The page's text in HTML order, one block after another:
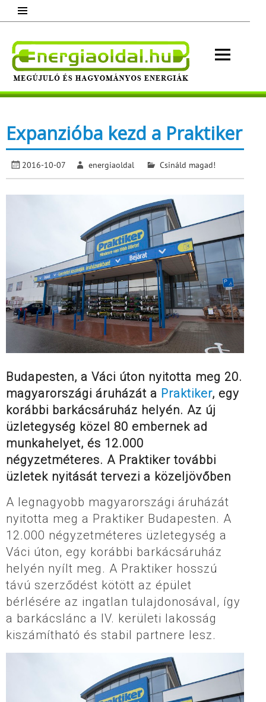
content
Megújuló és hagyományos energiák.
Expanzióba kezd a Praktiker
2016-10-07 energiaoldal Csináld magad!
Budapesten, a Váci úton nyitotta meg 20.
magyarországi áruházát a Praktiker, egy
korábbi barkácsáruház helyén. Az új
üzletegység közel 80 embernek ad
munkahelyet, és 12.000
négyzetméteres. A Praktiker további
üzletek nyitását tervezi a közeljövőben
A legnagyobb magyarországi áruházát
nyitotta meg a Praktiker Budapesten. A
12.000 négyzetméteres üzletegység a
Váci úton, egy korábbi barkácsáruház
helyén nyílt meg. A Praktiker hosszú
távú szerződést kötött az épület
bérlésére az ingatlan tulajdonosával, így
a barkácslánc a IV. kerületi lakosság
kiszámítható és stabil partnere lesz.